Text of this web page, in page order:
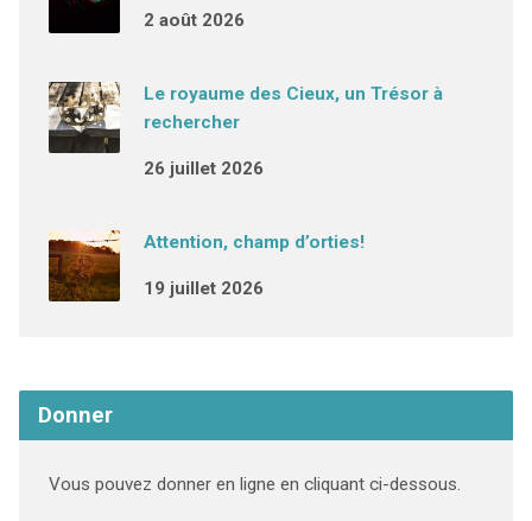
2 août 2026
Le royaume des Cieux, un Trésor à
rechercher
26 juillet 2026
Attention, champ d’orties!
19 juillet 2026
Donner
Vous pouvez donner en ligne en cliquant ci-dessous.